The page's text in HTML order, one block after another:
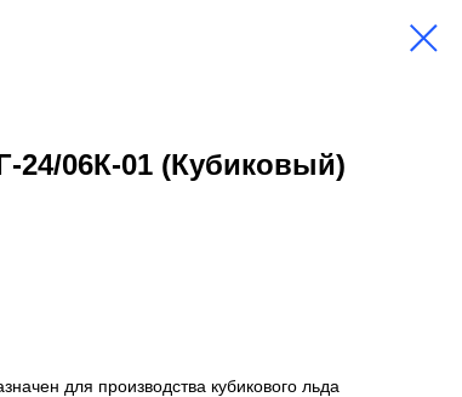
24/06К-01 (Кубиковый)
для производства кубикового льда